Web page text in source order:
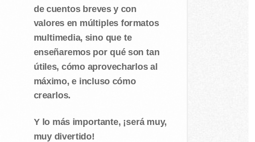
de cuentos breves y con
valores en múltiples formatos
multimedia, sino que te
enseñaremos por qué son tan
útiles, cómo aprovecharlos al
máximo, e incluso cómo
crearlos.
Y lo más importante, ¡será muy,
muy divertido!